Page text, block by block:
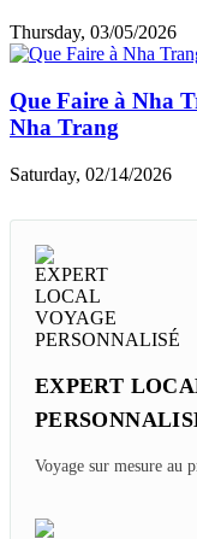
Thursday, 03/05/2026
Que Faire à Nha
Nha Trang
Saturday, 02/14/2026
EXPERT
Voyage sur mesure au